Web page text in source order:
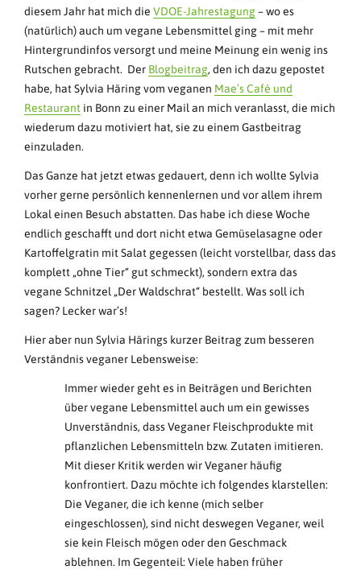
diesem Jahr hat mich die VDOE-Jahrestagung– wo es
(natürlich) auch um vegane Lebensmittel ging – mit mehr
Hintergrundinfos versorgt und meine Meinung ein wenig ins
Rutschen gebracht. Der Blogbeitrag, den ich dazu gepostet
habe, hat Sylvia Häring vom veganen Mae’s Café und
Restaurant in Bonn zu einer Mail an mich veranlasst, die mich
wiederum dazu motiviert hat, sie zu einem Gastbeitrag
einzuladen.
Das Ganze hat jetzt etwas gedauert, denn ich wollte Sylvia
vorher gerne persönlich kennenlernen und vor allem ihrem
Lokal einen Besuch abstatten. Das habe ich diese Woche
endlich geschafft und dort nicht etwa Gemüselasagne oder
Kartoffelgratin mit Salat gegessen (leicht vorstellbar, dass das
komplett „ohne Tier“ gut schmeckt), sondern extra das
vegane Schnitzel „Der Waldschrat“ bestellt. Was soll ich
sagen? Lecker war’s!
Hier aber nun Sylvia Härings kurzer Beitrag zum besseren
Verständnis veganer Lebensweise:
Immer wieder geht es in Beiträgen und Berichten
über vegane Lebensmittel auch um ein gewisses
Unverständnis, dass Veganer Fleischprodukte mit
pflanzlichen Lebensmitteln bzw. Zutaten imitieren.
Mit dieser Kritik werden wir Veganer häufig
konfrontiert. Dazu möchte ich folgendes klarstellen:
Die Veganer, die ich kenne (mich selber
eingeschlossen), sind nicht deswegen Veganer, weil
sie kein Fleisch mögen oder den Geschmack
ablehnen. Im Gegenteil: Viele haben früher